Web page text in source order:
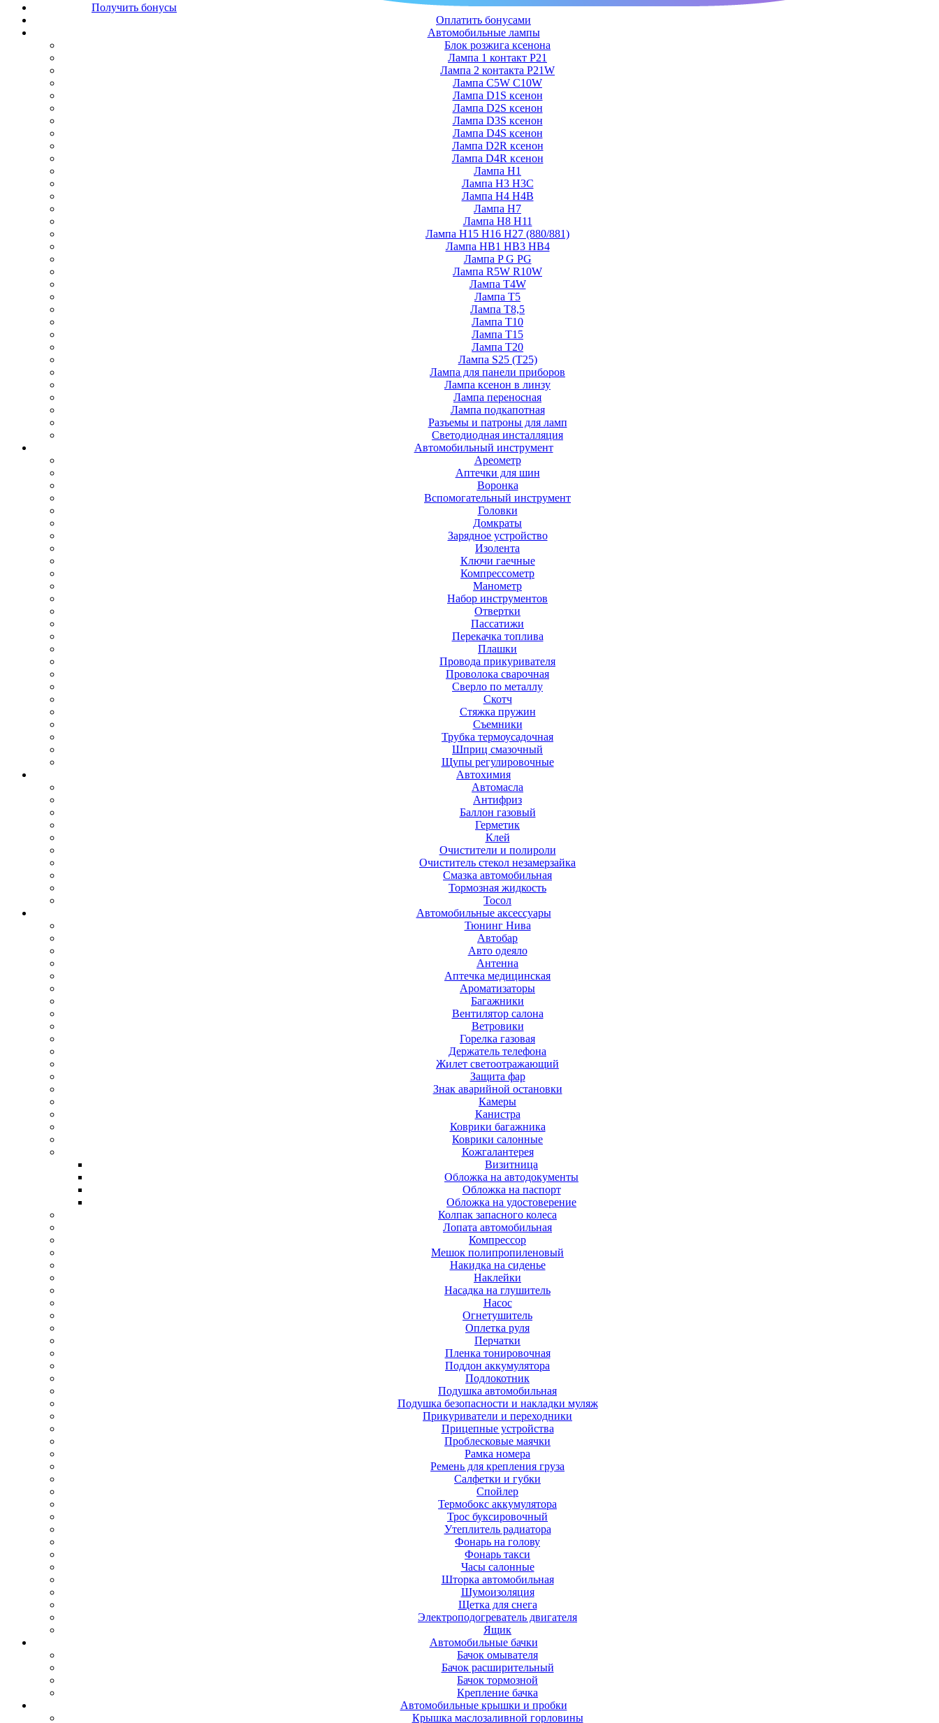
Получить бонусы
Оплатить бонусами
Автомобильные лампы
Блок розжига ксенона
Лампа 1 контакт P21
Лампа 2 контакта P21W
Лампа C5W C10W
Лампа D1S ксенон
Лампа D2S ксенон
Лампа D3S ксенон
Лампа D4S ксенон
Лампа D2R ксенон
Лампа D4R ксенон
Лампа H1
Лампа H3 H3C
Лампа H4 H4B
Лампа H7
Лампа H8 H11
Лампа H15 H16 H27 (880/881)
Лампа HB1 HB3 HB4
Лампа P G PG
Лампа R5W R10W
Лампа T4W
Лампа T5
Лампа T8,5
Лампа T10
Лампа T15
Лампа T20
Лампа S25 (T25)
Лампа для панели приборов
Лампа ксенон в линзу
Лампа переносная
Лампа подкапотная
Разъемы и патроны для ламп
Светодиодная инсталляция
Автомобильный инструмент
Ареометр
Аптечки для шин
Воронка
Вспомогательный инструмент
Головки
Домкраты
Зарядное устройство
Изолента
Ключи гаечные
Компрессометр
Манометр
Набор инструментов
Отвертки
Пассатижи
Перекачка топлива
Плашки
Провода прикуривателя
Проволока сварочная
Сверло по металлу
Скотч
Стяжка пружин
Съемники
Трубка термоусадочная
Шприц смазочный
Щупы регулировочные
Автохимия
Автомасла
Антифриз
Баллон газовый
Герметик
Клей
Очистители и полироли
Очиститель стекол незамерзайка
Смазка автомобильная
Тормозная жидкость
Тосол
Автомобильные аксессуары
Тюнинг Нива
Автобар
Авто одеяло
Антенна
Аптечка медицинская
Ароматизаторы
Багажники
Вентилятор салона
Ветровики
Горелка газовая
Держатель телефона
Жилет светоотражающий
Защита фар
Знак аварийной остановки
Камеры
Канистра
Коврики багажника
Коврики салонные
Кожгалантерея
Визитница
Обложка на автодокументы
Обложка на паспорт
Обложка на удостоверение
Колпак запасного колеса
Лопата автомобильная
Компрессор
Мешок полипропиленовый
Накидка на сиденье
Наклейки
Насадка на глушитель
Насос
Огнетушитель
Оплетка руля
Перчатки
Пленка тонировочная
Поддон аккумулятора
Подлокотник
Подушка автомобильная
Подушка безопасности и накладки муляж
Прикуриватели и переходники
Прицепные устройства
Проблесковые маячки
Рамка номера
Ремень для крепления груза
Салфетки и губки
Спойлер
Термобокс аккумулятора
Трос буксировочный
Утеплитель радиатора
Фонарь на голову
Фонарь такси
Часы салонные
Шторка автомобильная
Шумоизоляция
Щетка для снега
Электроподогреватель двигателя
Ящик
Автомобильные бачки
Бачок омывателя
Бачок расширительный
Бачок тормозной
Крепление бачка
Автомобильные крышки и пробки
Крышка маслозаливной горловины